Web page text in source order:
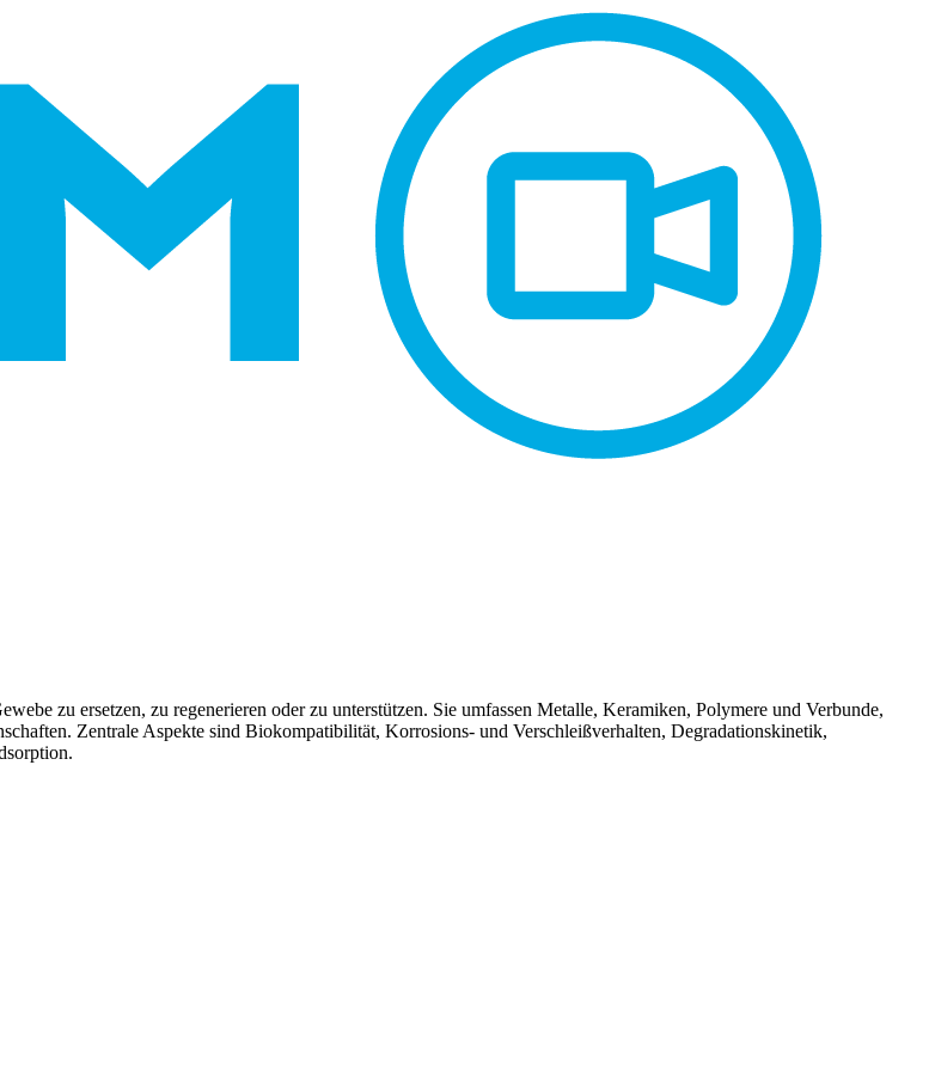
zu ersetzen, zu regenerieren oder zu unterstützen. Sie umfassen Metalle, Keramiken, Polymere und Verbunde,
Zentrale Aspekte sind Biokompatibilität, Korrosions- und Verschleißverhalten, Degradationskinetik,